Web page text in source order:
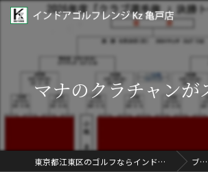
マナのクラチャンが
東京都江東区のゴルフならインドアゴルフレンジ Kz 亀戸店 ブログ